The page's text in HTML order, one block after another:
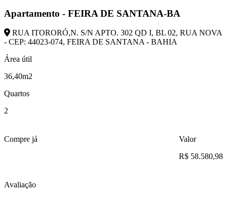
Apartamento - FEIRA DE SANTANA-BA
RUA ITORORÓ,N. S/N APTO. 302 QD I, BL 02, RUA NOVA
- CEP: 44023-074, FEIRA DE SANTANA - BAHIA
Área útil
36,40m2
Quartos
2
Compre já
Valor
R$ 58.580,98
Avaliação